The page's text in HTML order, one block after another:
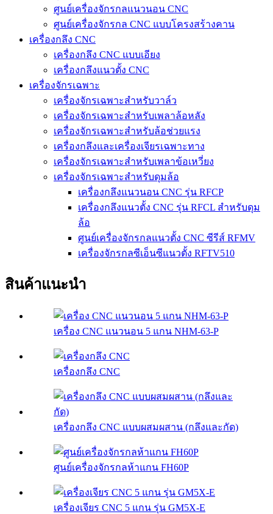
ศูนย์เครื่องจักรกลแนวนอน CNC
ศูนย์เครื่องจักรกล CNC แบบโครงสร้างคาน
เครื่องกลึง CNC
เครื่องกลึง CNC แบบเอียง
เครื่องกลึงแนวตั้ง CNC
เครื่องจักรเฉพาะ
เครื่องจักรเฉพาะสำหรับวาล์ว
เครื่องจักรเฉพาะสำหรับเพลาล้อหลัง
เครื่องจักรเฉพาะสำหรับล้อช่วยแรง
เครื่องกลึงและเครื่องเจียรเฉพาะทาง
เครื่องจักรเฉพาะสำหรับเพลาข้อเหวี่ยง
เครื่องจักรเฉพาะสำหรับดุมล้อ
เครื่องกลึงแนวนอน CNC รุ่น RFCP
เครื่องกลึงแนวตั้ง CNC รุ่น RFCL สำหรับดุม
ล้อ
ศูนย์เครื่องจักรกลแนวตั้ง CNC ซีรีส์ RFMV
เครื่องจักรกลซีเอ็นซีแนวตั้ง RFTV510
สินค้าแนะนำ
เครื่อง CNC แนวนอน 5 แกน NHM-63-P
เครื่องกลึง CNC
เครื่องกลึง CNC แบบผสมผสาน (กลึงและกัด)
ศูนย์เครื่องจักรกลห้าแกน FH60P
เครื่องเจียร CNC 5 แกน รุ่น GM5X-E